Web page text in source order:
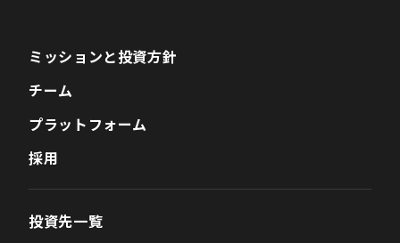
ミッションと投資方針
チーム
プラットフォーム
採用
投資先一覧